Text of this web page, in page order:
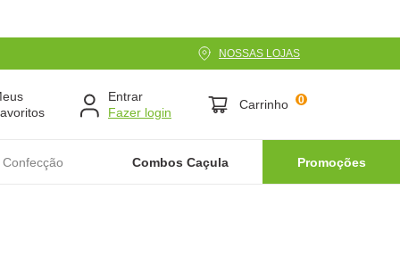
NOSSAS LOJAS
Entrar
Carrinho 0
Combos Caçula Promoções